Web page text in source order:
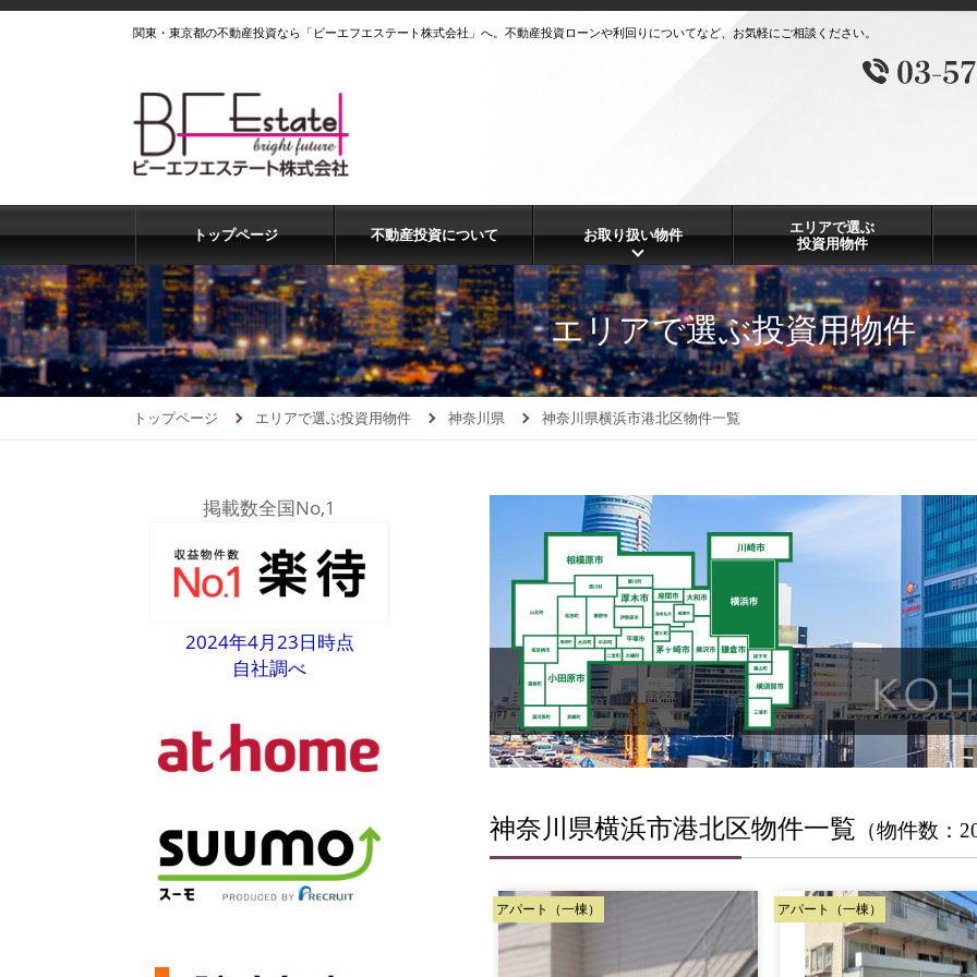
関東・東京都の不動産投資なら「ビーエフエステート株式会社」へ。不動産投資ローンや利回りについてなど、お気軽にご相談ください。
トップページ 不動産投資について お取り扱い物件
エリアで選ぶ
投資用物件
エリアで選ぶ投資用物件
トップページ エリアで選ぶ投資用物件 神奈川県 神奈川県横浜市港北区物件一覧
神奈川県横浜市港北区物件一覧 （物件数：
アパート（一棟） アパート（一棟）
掲載数全国No,1
2024年4月23日時点
自社調べ